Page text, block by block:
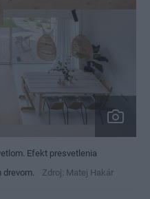
Efekt presvetlenia
Zdroj: Matej Hakár